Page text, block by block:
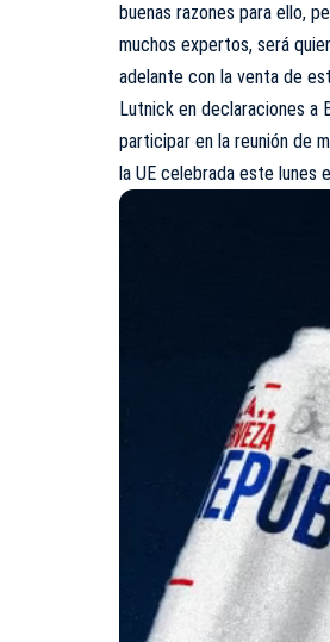
buenas razones para ello,
muchos expertos, será
adelante con la venta de
Lutnick en declaraciones a
participar en la reunión de
la UE celebrada este lunes